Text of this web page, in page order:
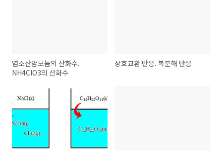
염소산암모늄의 산화수.
NH4ClO3의 산화수
상호교환 반응. 복분해 반응